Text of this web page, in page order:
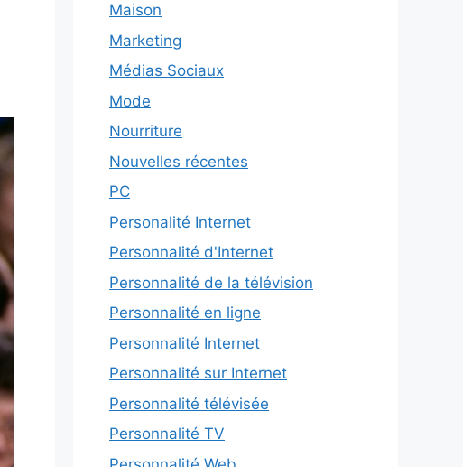
Maison
Marketing
Médias Sociaux
Mode
Nourriture
Nouvelles récentes
PC
Personalité Internet
Personnalité d'Internet
Personnalité de la télévision
Personnalité en ligne
Personnalité Internet
Personnalité sur Internet
Personnalité télévisée
Personnalité TV